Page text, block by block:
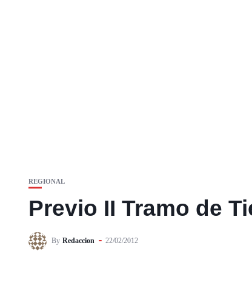
REGIONAL
Previo II Tramo de
By Redaccion 22/02/2012